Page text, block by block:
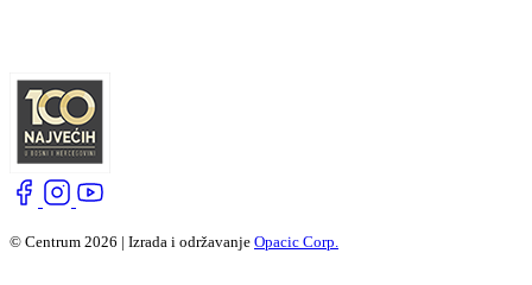
© Centrum 2026 | Izrada i održavanje Opacic Corp.